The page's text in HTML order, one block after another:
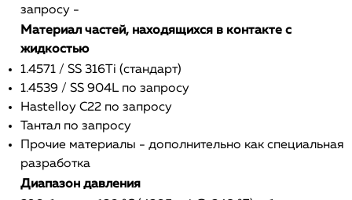
запросу -
Материал частей, находящихся в контакте с
жидкостью
1.4571 / SS 316Ti (стандарт)
1.4539 / SS 904L по запросу
Hastelloy C22 по запросу
Тантал по запросу
Прочие материалы - дополнительно как специальная
разработка
Диапазон давления